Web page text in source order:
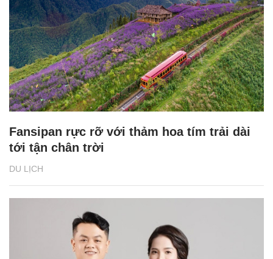
DU LỊCH
Fansipan rực rỡ với thảm hoa tím trải dài
tới tận chân trời